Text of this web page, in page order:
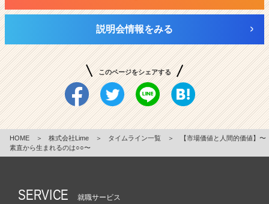
説明会情報をみる
このページをシェアする
HOME ＞ 株式会社Lime ＞ タイムライン一覧 ＞
【市場価値と人間的価値】〜
素直から生まれるのは○○〜
SERVICE 就職サービス